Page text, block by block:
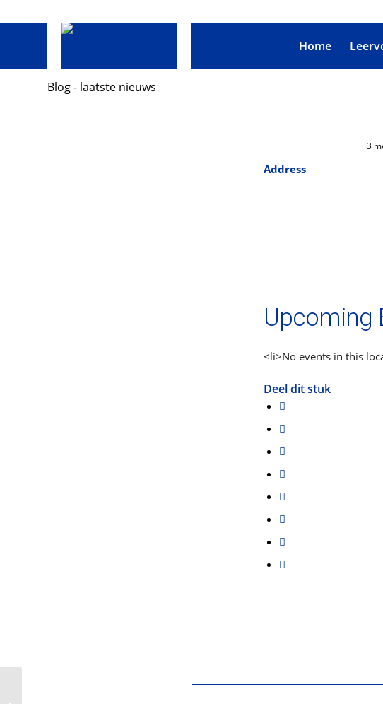
Home
Blog - laatste nieuws
3
Address
Upcoming
<li>No events in this
Deel dit stuk